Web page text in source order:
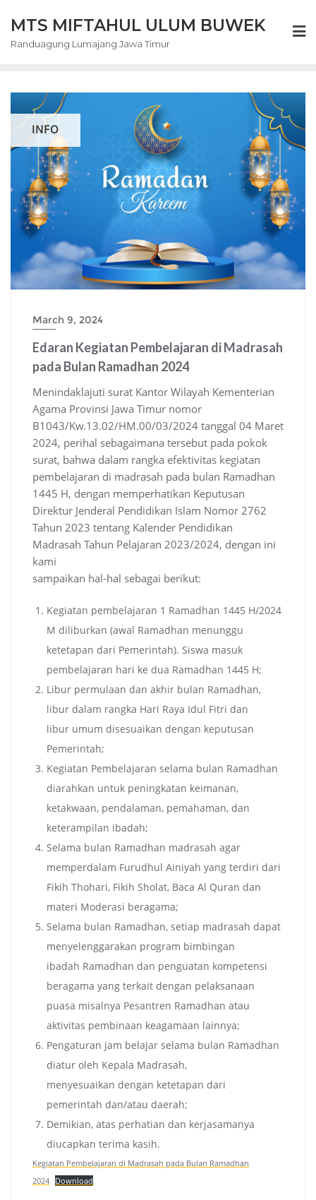
content
MTS MIFTAHUL ULUM BUWEK
Randuagung Lumajang Jawa Timur
INFO
March 9, 2024
Edaran Kegiatan Pembelajaran di Madrasah
pada Bulan Ramadhan 2024
Menindaklajuti surat Kantor Wilayah Kementerian
Agama Provinsi Jawa Timur nomor
B1043/Kw.13.02/HM.00/03/2024 tanggal 04 Maret
2024, perihal sebagaimana tersebut pada pokok
surat, bahwa dalam rangka efektivitas kegiatan
pembelajaran di madrasah pada bulan Ramadhan
1445 H, dengan memperhatikan Keputusan
Direktur Jenderal Pendidikan Islam Nomor 2762
Tahun 2023 tentang Kalender Pendidikan
Madrasah Tahun Pelajaran 2023/2024, dengan ini
kami
sampaikan hal-hal sebagai berikut:
Kegiatan pembelajaran 1 Ramadhan 1445 H/2024
M diliburkan (awal Ramadhan menunggu
ketetapan dari Pemerintah). Siswa masuk
pembelajaran hari ke dua Ramadhan 1445 H;
Libur permulaan dan akhir bulan Ramadhan,
libur dalam rangka Hari Raya Idul Fitri dan
libur umum disesuaikan dengan keputusan
Pemerintah;
Kegiatan Pembelajaran selama bulan Ramadhan
diarahkan untuk peningkatan keimanan,
ketakwaan, pendalaman, pemahaman, dan
keterampilan ibadah;
Selama bulan Ramadhan madrasah agar
memperdalam Furudhul Ainiyah yang terdiri dari
Fikih Thohari, Fikih Sholat, Baca Al Quran dan
materi Moderasi beragama;
Selama bulan Ramadhan, setiap madrasah dapat
menyelenggarakan program bimbingan
ibadah Ramadhan dan penguatan kompetensi
beragama yang terkait dengan pelaksanaan
puasa misalnya Pesantren Ramadhan atau
aktivitas pembinaan keagamaan lainnya;
Pengaturan jam belajar selama bulan Ramadhan
diatur oleh Kepala Madrasah,
menyesuaikan dengan ketetapan dari
pemerintah dan/atau daerah;
Demikian, atas perhatian dan kerjasamanya
diucapkan terima kasih.
Kegiatan Pembelajaran di Madrasah pada Bulan Ramadhan
2024 Download